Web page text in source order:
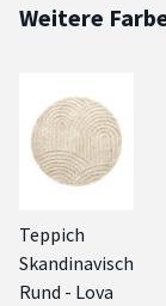
Weitere
Teppich
Skandinavisch
Rund - Lova